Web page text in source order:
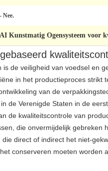
- Nee.
AI Kunstmatig Ogensysteem voor
is de veiligheid van voedsel en
in het productieproces
van de
de Verenigde Staten in de
de kwaliteitscontrole van
die onvermijdelijk gebreken
direct of indirect het niet-
conserveren moeten worden